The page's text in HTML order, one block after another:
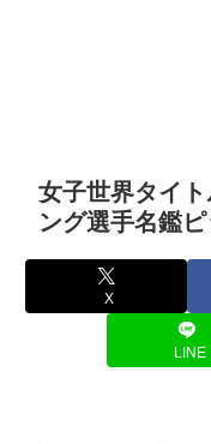
女子世界タイ
ング選手名鑑ピ
X
LINE